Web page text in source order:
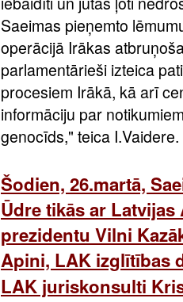
Saeimas pieņemto
operācijā Irākas
parlamentārieši izteica
procesiem Irākā, kā arī
informāciju par
genocīds," teica I.Vaidere.
Šodien, 26.martā,
Ūdre tikās ar
prezidentu Vilni
Apini, LAK izglītības
LAK juriskonsulti